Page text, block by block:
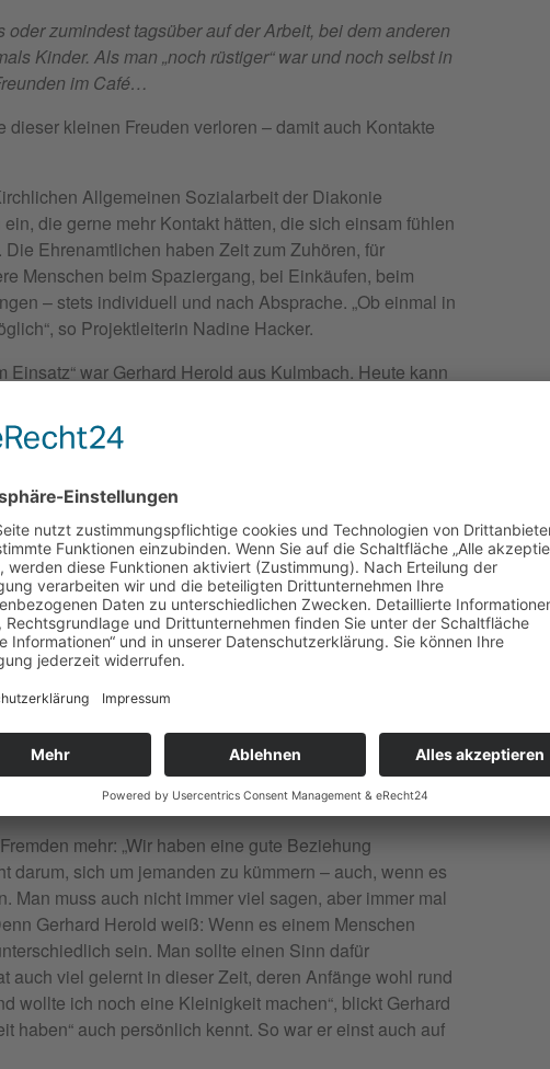
zumindest tagsüber auf der Arbeit, bei dem anderen
Kinder. Als man „noch rüstiger“ war und noch selbst in
im Café…
kleinen Freuden verloren – damit auch Kontakte
Allgemeinen Sozialarbeit der Diakonie
die gerne mehr Kontakt hätten, die sich einsam fühlen
Ehrenamtlichen haben Zeit zum Zuhören, für
Menschen beim Spaziergang, bei Einkäufen, beim
– stets individuell und nach Absprache. „Ob einmal in
so Projektleiterin Nadine Hacker.
Einsatz“ war Gerhard Herold aus Kulmbach. Heute kann
doch er erinnert sich gerne an diese - für ihn selbst
ist immer auch persönlich wertvoll.“
regelmäßig besucht. Einmal in der Woche kam er zu
viele Gespräche mit ihm oder las ihm vor. Dabei
wünschten, erzählten sich aus ihrer Vergangenheit
– in diesem Fall: die klassische Musik. „Nicht
war da.“ Manchmal hat er sich für die gemeinsamen
selbst vielfältige Gesprächsanlässe und Themen
wünscht“, erzählt der Ehrenamtliche in Gedanken an
von dessen Fähigkeit, genaue Daten von
rezitieren zu können.
wiederum, dass viele Seniorinnen und Senioren
das zu reden, was in Kulmbach los ist, über ein
So individuell wie die Menschen sind, so
Ehrenamtlichen und ihrem Gegenüber.
mehr: „Wir haben eine gute Beziehung
darum, sich um jemanden zu kümmern – auch, wenn es
Man muss auch nicht immer viel sagen, aber immer mal
Gerhard Herold weiß: Wenn es einem Menschen
sein. Man sollte einen Sinn dafür
auch viel gelernt in dieser Zeit, deren Anfänge wohl rund
wollte ich noch eine Kleinigkeit machen“, blickt Gerhard
haben“ auch persönlich kennt. So war er einst auch auf